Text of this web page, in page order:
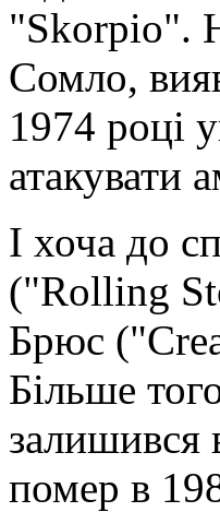
"Skorpio".
Сомло,
1974 році
атакувати
І хоча до
("Rolling
Брюс
Більше
залишився
помер в